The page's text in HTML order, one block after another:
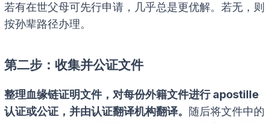
若有在世父母可先行申请，几乎总是更优解。若无，则
按孙辈路径办理。
第二步：收集并公证文件
整理血缘链证明文件，对每份外籍文件进行 apostille
认证或公证，并由认证翻译机构翻译。 随后将文件中的